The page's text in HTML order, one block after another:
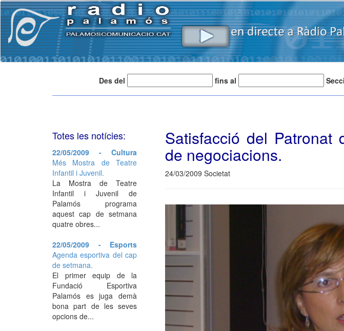
Des del fins al
Satisfacció del Patronat
de negociacions.
24/03/2009 Societat
Totes les notícies:
22/05/2009 - Cultura
Més Mostra de Teatre
Infantil i Juvenil.
La Mostra de Teatre
Infantil i Juvenil de
Palamós programa
aquest cap de setmana
quatre obres...
22/05/2009 - Esports
Agenda esportiva del cap
de setmana.
El primer equip de la
Fundació Esportiva
Palamós es juga demà
bona part de les seves
opcions de...